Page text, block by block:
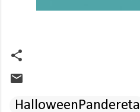
HalloweenPandereta